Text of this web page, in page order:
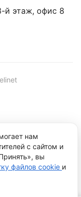
й этаж, офис 8
нам
с сайтом и
вы
файлов cookie и